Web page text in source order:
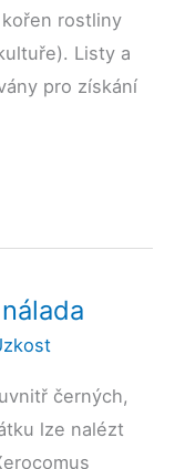
rostliny
Listy a
pro získání
černých,
lze nalézt